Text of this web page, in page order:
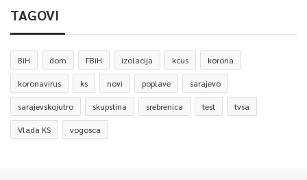
TAGOVI
BiH dom FBiH izolacija kcus korona
koronavirus ks novi poplave sarajevo
sarajevskojutro skupstina srebrenica test tvsa
Vlada KS vogosca